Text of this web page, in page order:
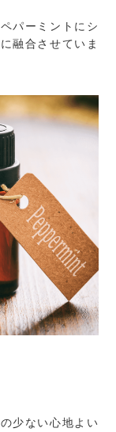
パーミントにシ
融合させていま
少ない心地よい